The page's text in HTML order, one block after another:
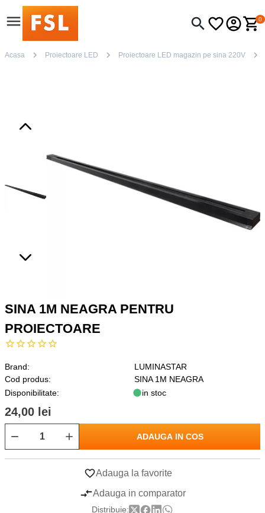
0
Acasa Proiectoare LED Proiectoare LED magazin pe sina 220V
SINA 1M NEAGRA PENTRU
PROIECTOARE
Brand:
LUMINASTAR
Cod produs:
SINA 1M NEAGRA
Disponibilitate:
in stoc
24,00 lei
ADAUGA IN COS
Adauga la favorite
Adauga in comparator
Distribuie: